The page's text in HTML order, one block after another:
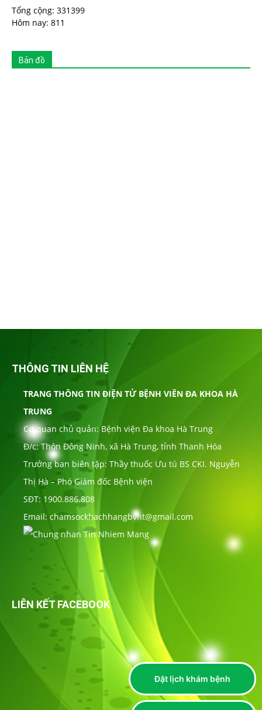
Tổng cộng: 331399
Hôm nay: 811
Bản đồ
THÔNG TIN LIÊN HỆ
TRANG THÔNG TIN ĐIỆN TỬ BỆNH VIÊN ĐA KHOA HÀ
TRUNG
Cơ quan chủ quản: Bệnh viện Đa khoa Hà Trung
Đ/c: Thôn Đông Ninh, xã Hà Trung, tỉnh Thanh Hóa
Trưởng ban biên tập: Thầy thuốc Ưu tú BS CKI. Nguyễn
Thị Hà – Phó Giám đốc Bệnh viện
SĐT: 1900.886.808
Email: chamsockhachhangbvht@gmail.com
LIÊN KẾT FACEBOOK
Đặt lịch khám bệnh